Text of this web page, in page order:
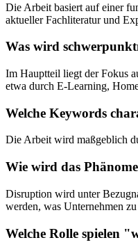
Die Arbeit basiert auf einer
aktueller Fachliteratur und
Was wird
Im Hauptteil liegt der Fokus
etwa durch E-Learning,
Welche Keywords
Die Arbeit wird maßgeblich
Wie wird das
Disruption wird unter
werden, was Unternehmen
Welche Rolle spielen